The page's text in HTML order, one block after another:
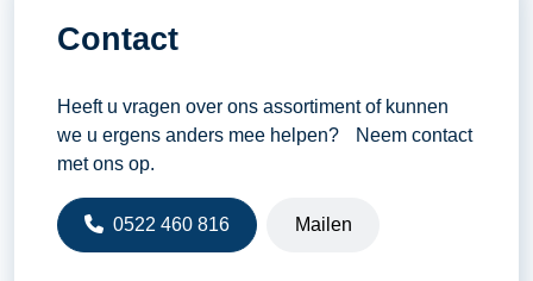
Contact
Heeft u vragen over ons assortiment of kunnen
we u ergens anders mee helpen? Neem contact
met ons op.
0522 460 816 Mailen